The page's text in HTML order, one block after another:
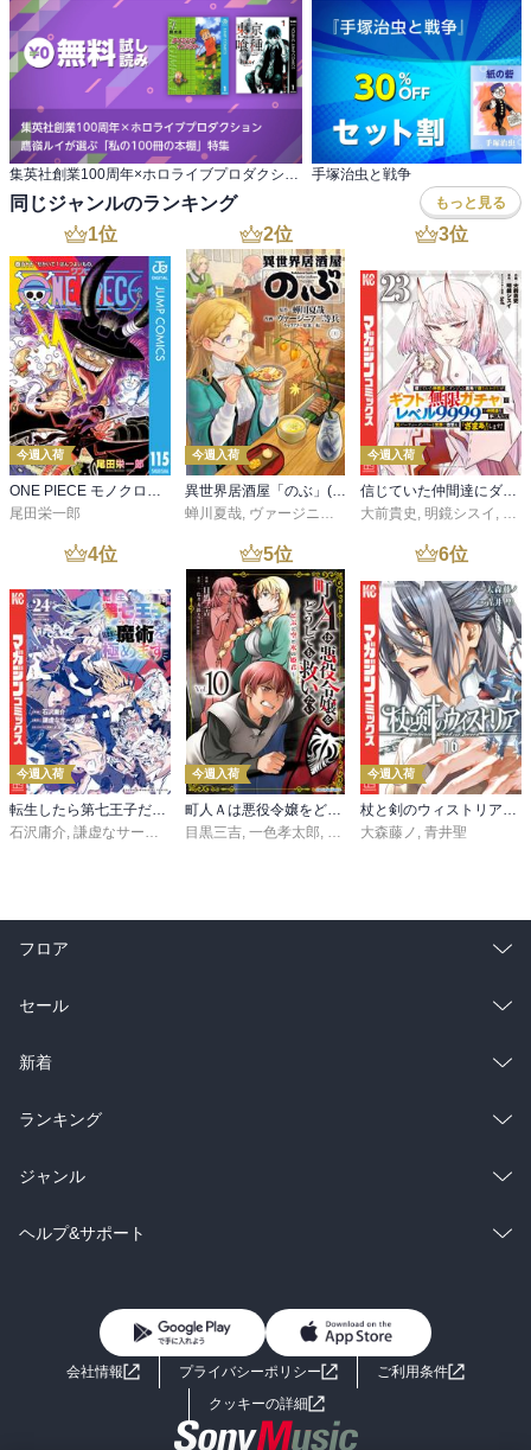
集英社創業100周年×ホロライブプロダクション 鷹嶺ルイが選ぶ「私の100冊の本棚」特集 手塚治虫と戦争
同じジャンルのランキング もっと見る
1位
今週入荷
尾田栄一郎
2位
今週入荷
蝉川夏哉 ヴァージニア二等兵 ,転
3位
今週入荷
大前貴史 明鏡シスイ
4位
今週入荷
転生したら第七王子だったので、気ままに魔術を極めます（２４）
石沢庸介, 謙虚なサークル メル。
5位
今週入荷
町人Ａは悪役令嬢をどうしても救いたい ～どぶと空と氷の姫君～１０【電子書店共通特典イラスト付】
目黒三吉, 一色孝太郎, Parum
6位
今週入荷
杖と剣のウィストリア（１６）
大森藤ノ , 青井聖
フロア
総合
ラノベ
雑誌・グラビア
BL・TL
セール
総合
ラノベ
雑誌・グラビア
BL・TL
新着
総合
ラノベ
雑誌・グラビア
ランキング
総合
ラノベ
ジャンル
コミック
ライトノベル 男子向けラノベ
小説
ヘルプ&サポート
よくあるご質問 お問い合わせ
会社情報 プライバシーポリシー
ご利用条件
クッキーの詳細